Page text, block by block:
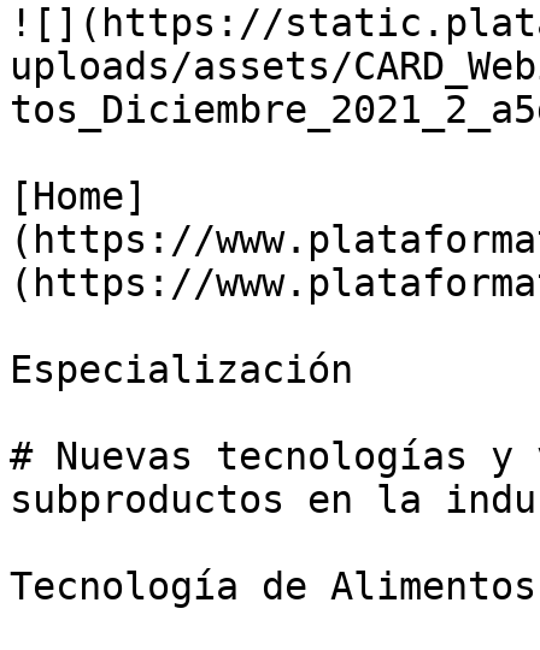
![](https://
uploads/assets/
[Home]
(https://
(https://
Especialización
# Nuevas tecnologías
subproductos en la
Tecnología de Alimentos